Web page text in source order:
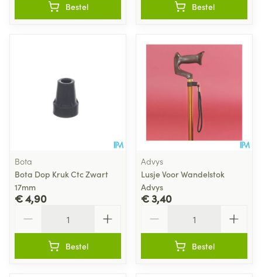
Bestel Bestel
Bota
Bota Dop Kruk Ctc Zwart
17mm
€ 4,90
Bestel
Advys
Lusje Voor Wandelstok
Advys
€ 3,40
Bestel